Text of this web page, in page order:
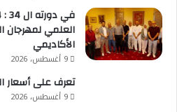
العلمي لمهرجان
الأكاديمي
9 أغسطس، 2026
تعرف على أسعار
9 أغسطس، 2026